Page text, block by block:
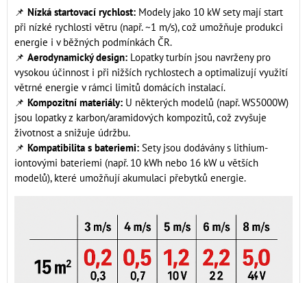
📌 Nízká startovací rychlost: Modely jako 10 kW sety mají start
při nízké rychlosti větru (např. ~1 m/s), což umožňuje produkci
energie i v běžných podmínkách ČR.
📌 Aerodynamický design: Lopatky turbín jsou navrženy pro
vysokou účinnost i při nižších rychlostech a optimalizují využití
větrné energie v rámci limitů domácích instalací.
📌 Kompozitní materiály: U některých modelů (např. WS5000W)
jsou lopatky z karbon/aramidových kompozitů, což zvyšuje
životnost a snižuje údržbu.
📌 Kompatibilita s bateriemi: Sety jsou dodávány s lithium-
iontovými bateriemi (např. 10 kWh nebo 16 kW u větších
modelů), které umožňují akumulaci přebytků energie.